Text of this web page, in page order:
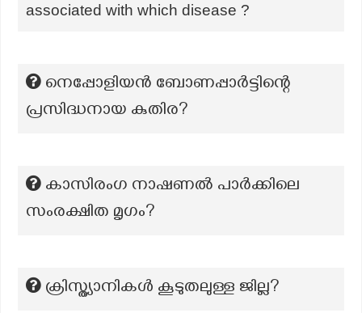
associated with which disease ?
നെപ്പോളിയൻ ബോണപ്പാർട്ടിന്റെ
പ്രസിദ്ധനായ കുതിര?
കാസിരംഗ നാഷണൽ പാർക്കിലെ
സംരക്ഷിത മൃഗം?
ക്രിസ്ത്യാനികൾ കൂടുതലുള്ള ജില്ല?